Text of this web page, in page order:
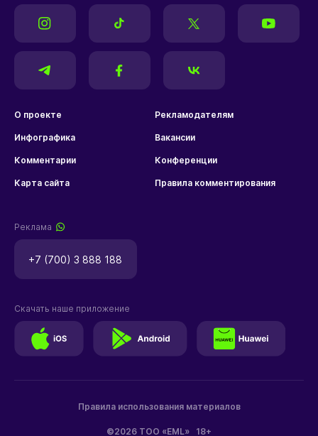
О проекте Рекламодателям
Инфографика Вакансии
Комментарии Конференции
Карта сайта Правила комментирования
Реклама
+7 (700) 3 888 188
©2026 ТОО «EML» 18+
Правила использования материалов
Скачать наше приложение